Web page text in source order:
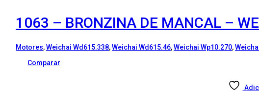
1063 – BRONZINA DE MANCAL –
Motores,Weichai Wd615.338,Weichai Wd615.46,Weichai Wp10.270,
Comparar